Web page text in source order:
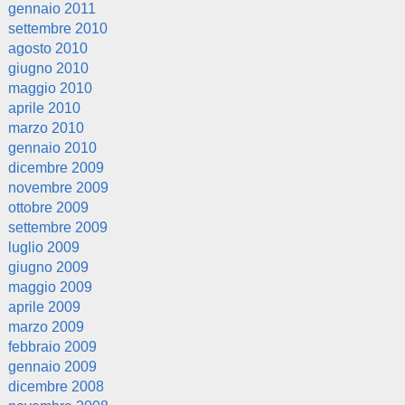
gennaio 2011
settembre 2010
agosto 2010
giugno 2010
maggio 2010
aprile 2010
marzo 2010
gennaio 2010
dicembre 2009
novembre 2009
ottobre 2009
settembre 2009
luglio 2009
giugno 2009
maggio 2009
aprile 2009
marzo 2009
febbraio 2009
gennaio 2009
dicembre 2008